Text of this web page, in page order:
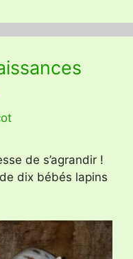
de s’agrandir !
dix bébés lapins